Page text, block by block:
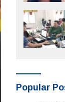
Popular